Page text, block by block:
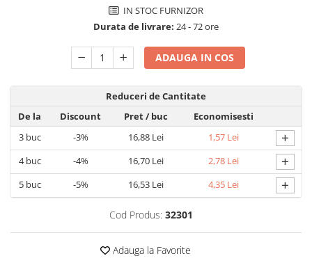
Detergent rufe capsule
Detergent rufe lichid
Detergent rufe pudră
Balsam de rufe
Înălbitor și îndepărtare pete
întreținere țesături
Odorizanți
Odorizanți cameră
IN STOC FURNIZOR
Durata de livrare: 24 - 72 ore
ADAUGA IN COS
Reduceri de Cantitate
De la
Discount Pret/ buc
Economisesti
3buc -3% 16,88 Lei 1,57 Lei +
4buc -4% 16,70 Lei 2,78 Lei +
5buc -5% 16,53 Lei 4,35 Lei +
Cod Produs: 32301
Adauga la Favorite